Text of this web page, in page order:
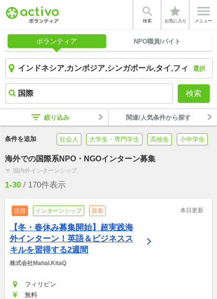

検索
star
お気に入り

メニュー
ボランティア NPO職員/バイト
選択
検索
filter_list 絞り込み 関連/人気条件から探す
条件を追加 社会人 大学生・専門学生 高校生 小中学生
海外での国際系NPO・NGOインターン募集
filter_list 国内外インターンシップ
1-30 / 170件表示
注目 インターンシップ 新着 本日更新
【冬・春休み募集開始】超実践海
外インターン！英語＆ビジネスス
キルを習得する2週間
株式会社Mahal.KitaQ
フィリピン
無料